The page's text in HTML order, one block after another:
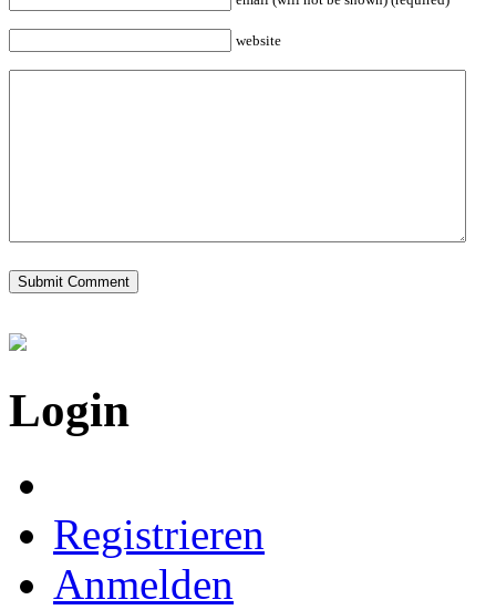
website
Login
Registrieren
Anmelden